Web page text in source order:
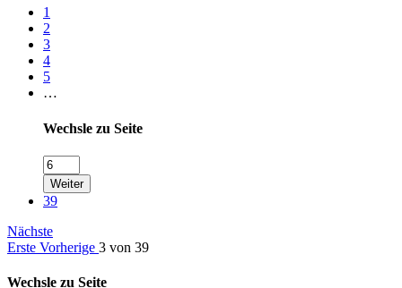
1
2
3
4
5
…
Wechsle zu Seite
Weiter
39
Nächste
Erste Vorherige 3 von 39
Wechsle zu Seite